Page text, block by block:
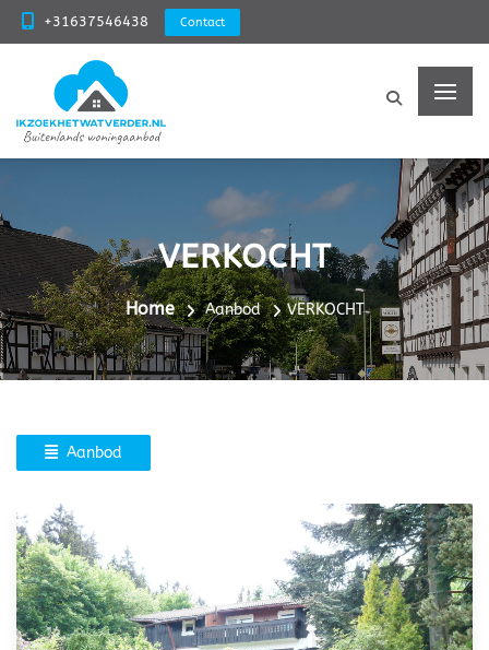
+31637546438 Contact
VERKOCHT
Home Aanbod VERKOCHT
Aanbod